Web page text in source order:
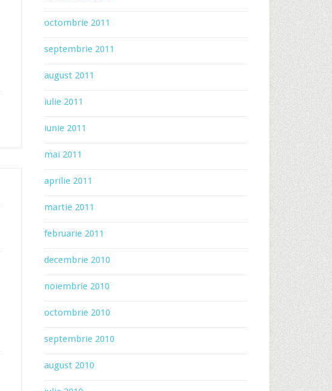
octombrie 2011
septembrie 2011
august 2011
iulie 2011
iunie 2011
mai 2011
aprilie 2011
martie 2011
februarie 2011
decembrie 2010
noiembrie 2010
octombrie 2010
septembrie 2010
august 2010